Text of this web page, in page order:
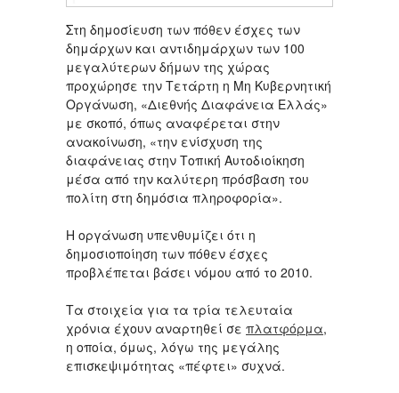
Στη δημοσίευση των πόθεν έσχες των
δημάρχων και αντιδημάρχων των 100
μεγαλύτερων δήμων της χώρας
προχώρησε την Τετάρτη η Μη Κυβερνητική
Οργάνωση, «Διεθνής Διαφάνεια Ελλάς»
με σκοπό, όπως αναφέρεται στην
ανακοίνωση, «την ενίσχυση της
διαφάνειας στην Τοπική Αυτοδιοίκηση
μέσα από την καλύτερη πρόσβαση του
πολίτη στη δημόσια πληροφορία».
Η οργάνωση υπενθυμίζει ότι η
δημοσιοποίηση των πόθεν έσχες
προβλέπεται βάσει νόμου από το 2010.
Τα στοιχεία για τα τρία τελευταία
χρόνια έχουν αναρτηθεί σε πλατφόρμα,
η οποία, όμως, λόγω της μεγάλης
επισκεψιμότητας «πέφτει» συχνά.